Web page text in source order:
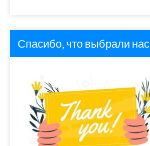
Спасибо, что выбрали нас